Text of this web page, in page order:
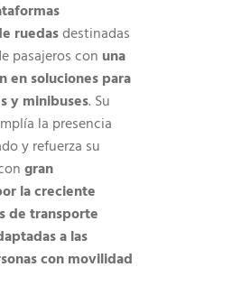
ruedasdestinadas
pasajeros con una
en soluciones para
y minibuses. Su
la presencia
y refuerza su
gran
la creciente
de transporte
a las
con movilidad